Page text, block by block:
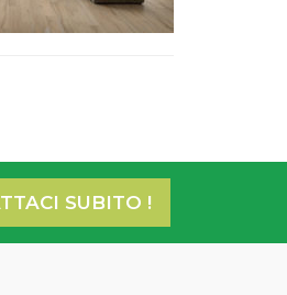
SUBITO !